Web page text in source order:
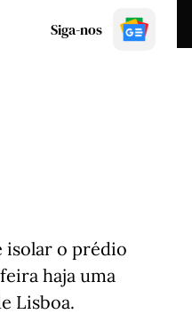
Siga-nos
isolar o prédio
haja uma
Lisboa.